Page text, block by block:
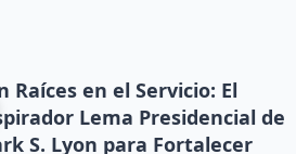
Raíces en el Servicio: El
Lema Presidencial de
S. Lyon para Fortalecer